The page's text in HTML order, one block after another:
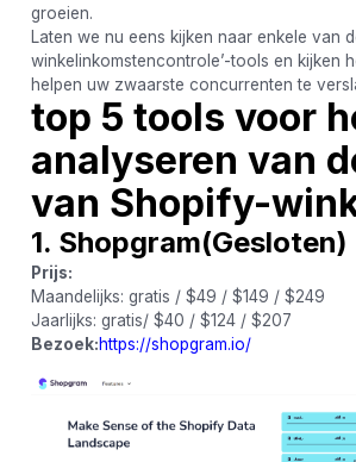
groeien.
Laten we nu eens kijken naar enkele van
winkelinkomstencontrole’-tools en kijken
helpen uw zwaarste concurrenten te
top 5 tools voor
analyseren van
van Shopify-
1. Shopgram(Gesloten)
Prijs:
Maandelijks: gratis / $49 / $149 / $249
Jaarlijks: gratis/ $40 / $124 / $207
Bezoek:https://shopgram.io/